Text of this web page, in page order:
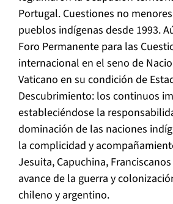
Portugal. Cuestiones no
pueblos indígenas desde 1993.
Foro Permanente para las
internacional en el seno de
Vaticano en su condición de
Descubrimiento: los continuos
estableciéndose la
dominación de las naciones
la complicidad y
Jesuita, Capuchina,
avance de la guerra y
chileno y argentino.